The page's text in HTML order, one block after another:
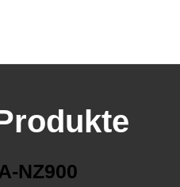
NZ900